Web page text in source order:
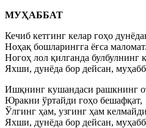
МУҲАББАТ
Кечиб кетгинг келар гоҳо
Ноҳақ бошларингга ёғса маломат.
Ногоҳ лол қилганда булбулнинг
Яхши, дунёда бор дейсан,
Ишқнинг кушандаси рашкнинг
Юракни ўртайди гоҳо бешафқат,
Ўлгинг ҳам, узгинг ҳам
Яхши, дунёда бор дейсан,